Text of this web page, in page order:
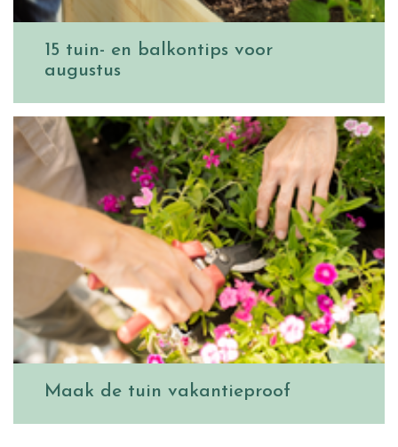
15 tuin- en balkontips voor
augustus
Maak de tuin vakantieproof